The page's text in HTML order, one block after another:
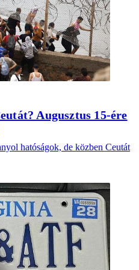
Augusztus 15-ére
hatóságok, de közben Ceutát